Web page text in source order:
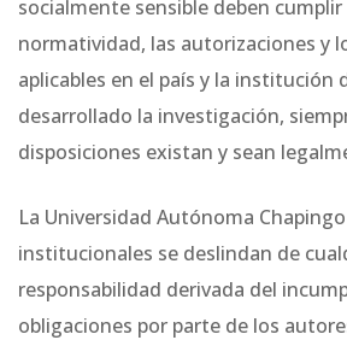
socialmente sensible deben cumplir
normatividad, las autorizaciones y
aplicables en el país y la institución
desarrollado la investigación,
disposiciones existan y sean
La Universidad Autónoma
institucionales se deslindan de
responsabilidad derivada del
obligaciones por parte de los